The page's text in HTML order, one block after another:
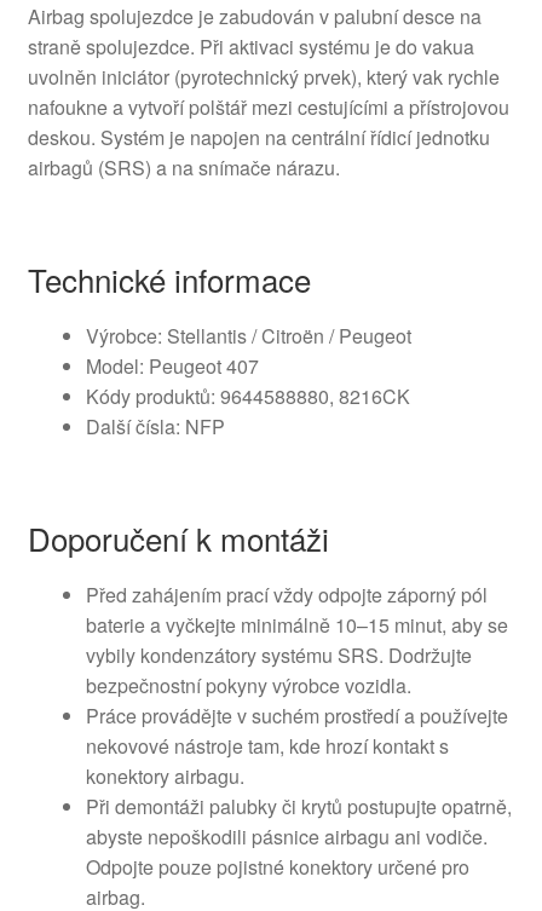
Airbag spolujezdce je zabudován v palubní desce na
straně spolujezdce. Při aktivaci systému je do vakua
uvolněn iniciátor (pyrotechnický prvek), který vak rychle
nafoukne a vytvoří polštář mezi cestujícími a přístrojovou
deskou. Systém je napojen na centrální řídicí jednotku
airbagů (SRS) a na snímače nárazu.
Technické informace
Výrobce: Stellantis / Citroën / Peugeot
Model: Peugeot 407
Kódy produktů: 9644588880, 8216CK
Další čísla: NFP
Doporučení k montáži
Před zahájením prací vždy odpojte záporný pól
baterie a vyčkejte minimálně 10–15 minut, aby se
vybily kondenzátory systému SRS. Dodržujte
bezpečnostní pokyny výrobce vozidla.
Práce provádějte v suchém prostředí a používejte
nekovové nástroje tam, kde hrozí kontakt s
konektory airbagu.
Při demontáži palubky či krytů postupujte opatrně,
abyste nepoškodili pásnice airbagu ani vodiče.
Odpojte pouze pojistné konektory určené pro
airbag.